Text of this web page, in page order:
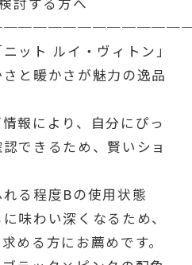
ット ルイ・ヴィトン」
と暖かさが魅力の逸品
報により、自分にぴっ
できるため、賢いショ
る程度Bの使用状態
味わい深くなるため、
める方にお薦めです。